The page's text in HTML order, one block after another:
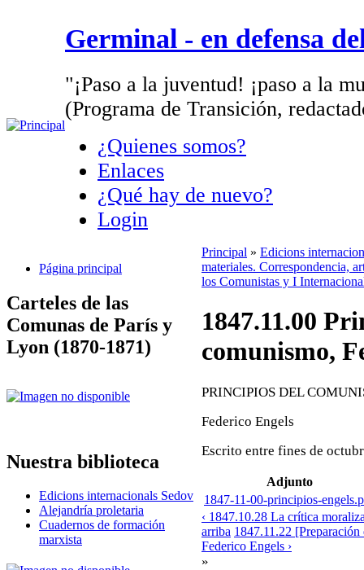
Germinal - en defensa
"¡Paso a la juventud! ¡paso a la
(Programa de Transición,
¿Quienes somos?
Enlaces
¿Qué hay de nuevo?
Login
Página principal
Carteles de las
Comunas de París y
Lyon (1870-1871)
Nuestra biblioteca
Edicions internacionals Sedov
Alejandría proletaria
Cuadernos de formación
marxista
Principal » Edicions
materiales. Correspondencia,
los Comunistas y I
1847.11.00
comunismo,
PRINCIPIOS DEL
Federico Engels
Escrito entre fines de
Adjunto
1847-11-00-principios-
‹ 1847.10.28 La crítica
arriba 1847.11.22
Federico Engels ›
»